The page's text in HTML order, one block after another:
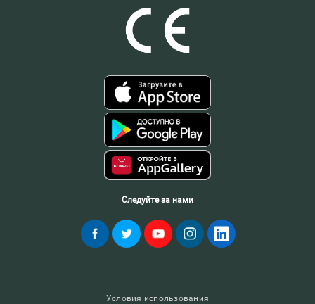
Следуйте за нами
Условия использования